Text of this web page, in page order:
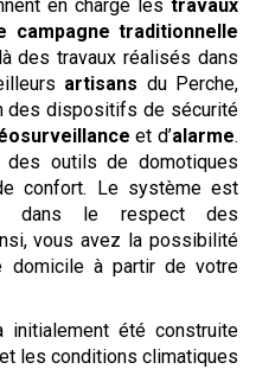
en charge les travaux
campagne traditionnelle
des travaux réalisés dans
artisans du Perche,
des dispositifs de sécurité
et d’alarme.
des outils de domotiques
confort. Le système est
dans le respect des
vous avez la possibilité
domicile à partir de votre
initialement été construite
les conditions climatiques